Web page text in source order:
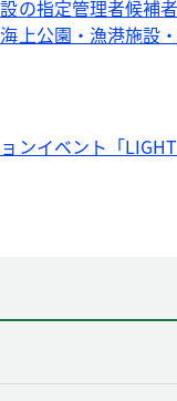
の指定管理者候補
上公園・漁港施設・
ンイベント「LIGHT